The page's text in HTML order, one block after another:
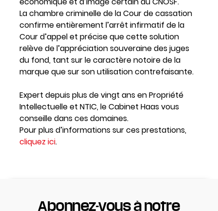
La chambre criminelle de la Cour de cassation
confirme entièrement l’arrêt infirmatif de la
Cour d’appel et précise que cette solution
relève de l’appréciation souveraine des juges
du fond, tant sur le caractère notoire de la
marque que sur son utilisation contrefaisante.
Expert depuis plus de vingt ans en Propriété
Intellectuelle et NTIC, le Cabinet Haas vous
conseille dans ces domaines.
Pour plus d’informations sur ces prestations,
cliquez ici.
Abonnez-vous à notre